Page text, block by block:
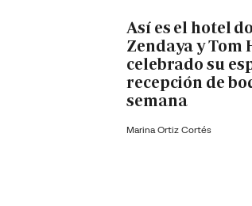
Así es el hotel
Zendaya y Tom
celebrado su
recepción de
semana
Marina Ortiz Cortés